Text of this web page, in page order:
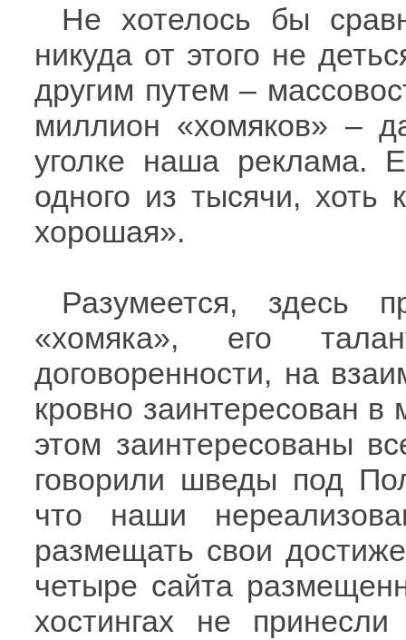
Не хотелось бы
никуда от этого не
другим путем –
миллион «хомяков» –
уголке наша реклама.
одного из тысячи,
хорошая».
Разумеется, здесь
«хомяка», его
договоренности, на
кровно заинтересован в
этом заинтересованы
говорили шведы под
что наши
размещать свои
четыре сайта
хостингах не